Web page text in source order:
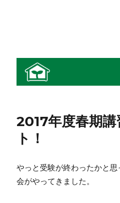
2017年度春期
ト！
やっと受験が終わったかと
会がやってきました。